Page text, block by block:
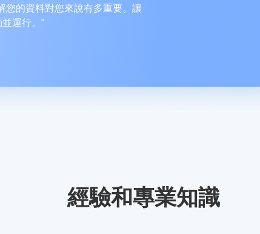
您的資料對您來說有多重要。讓
運行。”
經驗和專業知識